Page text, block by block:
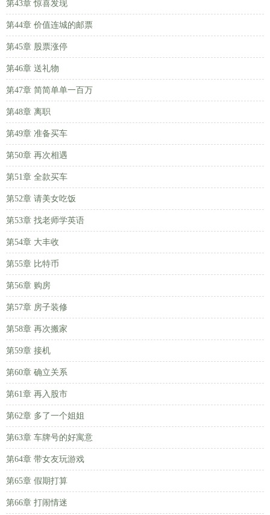
第43章 惊喜发现
第44章 价值连城的邮票
第45章 股票涨停
第46章 送礼物
第47章 简简单单一百万
第48章 离职
第49章 准备买车
第50章 再次相遇
第51章 全款买车
第52章 请美女吃饭
第53章 找老师学英语
第54章 大丰收
第55章 比特币
第56章 购房
第57章 房子装修
第58章 再次搬家
第59章 接机
第60章 确立关系
第61章 再入股市
第62章 多了一个姐姐
第63章 车牌号的好寓意
第64章 带女友玩游戏
第65章 假期打算
第66章 打闹情迷